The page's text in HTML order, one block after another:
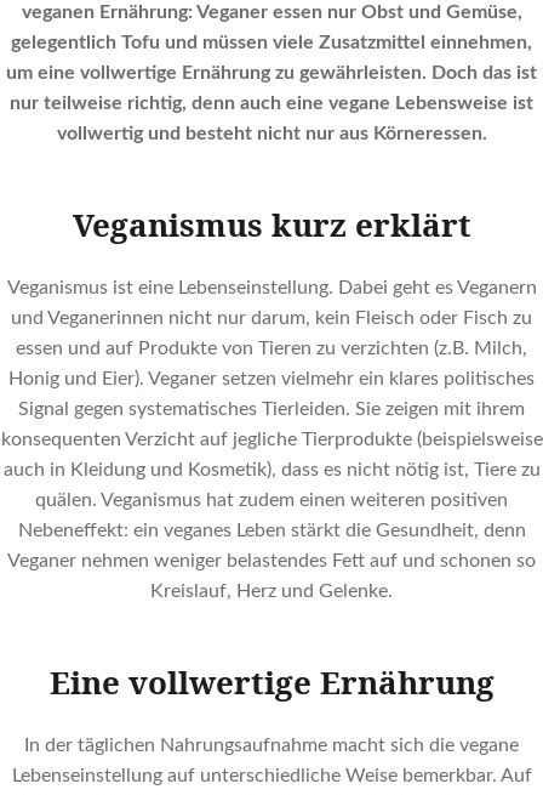
veganen Ernährung: Veganer essen nur Obst und Gemüse,
gelegentlich Tofu und müssen viele Zusatzmittel einnehmen,
um eine vollwertige Ernährung zu gewährleisten. Doch das ist
nur teilweise richtig, denn auch eine vegane Lebensweise ist
vollwertig und besteht nicht nur aus Körneressen.
Veganismus kurz erklärt
Veganismus ist eine Lebenseinstellung. Dabei geht es Veganern
und Veganerinnen nicht nur darum, kein Fleisch oder Fisch zu
essen und auf Produkte von Tieren zu verzichten (z.B. Milch,
Honig und Eier). Veganer setzen vielmehr ein klares politisches
Signal gegen systematisches Tierleiden. Sie zeigen mit ihrem
konsequenten Verzicht auf jegliche Tierprodukte (beispielsweise
auch in Kleidung und Kosmetik), dass es nicht nötig ist, Tiere zu
quälen. Veganismus hat zudem einen weiteren positiven
Nebeneffekt: ein veganes Leben stärkt die Gesundheit, denn
Veganer nehmen weniger belastendes Fett auf und schonen so
Kreislauf, Herz und Gelenke.
Eine vollwertige Ernährung
In der täglichen Nahrungsaufnahme macht sich die vegane
Lebenseinstellung auf unterschiedliche Weise bemerkbar. Auf